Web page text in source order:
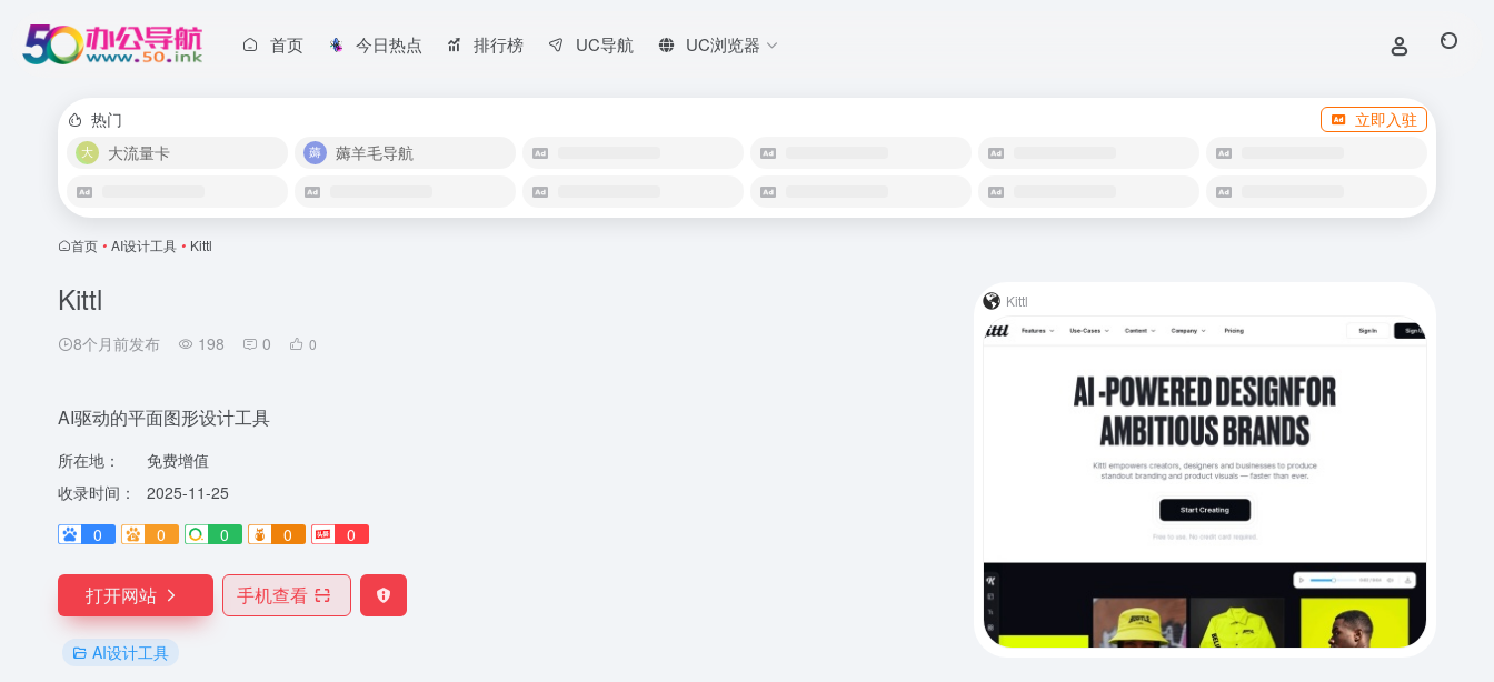
首页 今日热点 排行榜 UC导航 UC浏览器
热门
立即入驻
大流量卡
薅羊毛导航
首页 • AI设计工具 • Kittl
Kittl
8个月前发布 198 0 0
AI驱动的平面图形设计工具
所在地：
免费增值
收录时间：
2025-11-25
0
0 0 0 0
打开网站 手机查看
AI设计工具
Kittl